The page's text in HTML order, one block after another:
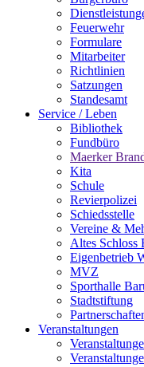
Feuerwehr
Formulare
Mitarbeiter
Richtlinien
Satzungen
Standesamt
Service / Leben
Bibliothek
Fundbüro
Maerker
Kita
Schule
Revierpolizei
Schiedsstelle
Vereine &
Altes Schloss
Eigenbetrieb
MVZ
Sporthalle
Stadtstiftung
Veranstaltungen